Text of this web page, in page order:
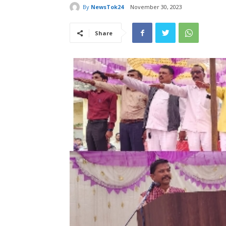
By NewsTok24 November 30, 2023
Share